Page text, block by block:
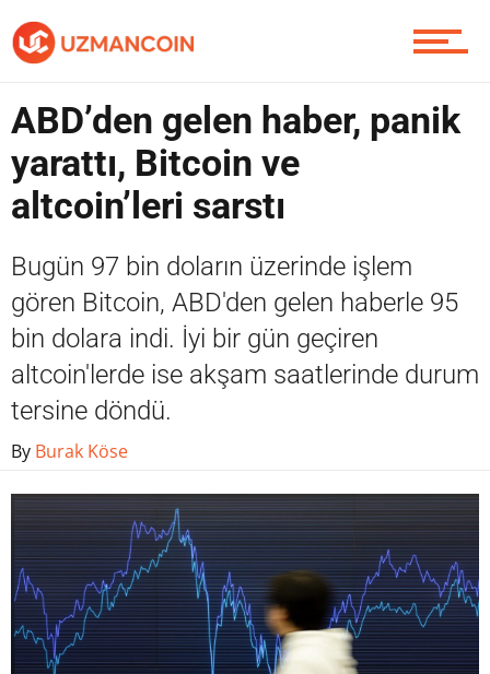
Piyasa
Contact / İletişim
ABD’den gelen haber, panik
yarattı, Bitcoin ve
altcoin’leri sarstı
Bugün 97 bin doların üzerinde işlem
gören Bitcoin, ABD'den gelen haberle 95
bin dolara indi. İyi bir gün geçiren
altcoin'lerde ise akşam saatlerinde durum
tersine döndü.
By Burak Köse